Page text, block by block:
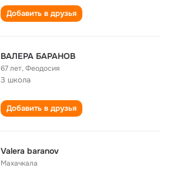
Добавить в друзья
ВАЛЕРА БАРАНОВ
67 лет,Феодосия
3 школа
Добавить в друзья
Valera baranov
Махачкала